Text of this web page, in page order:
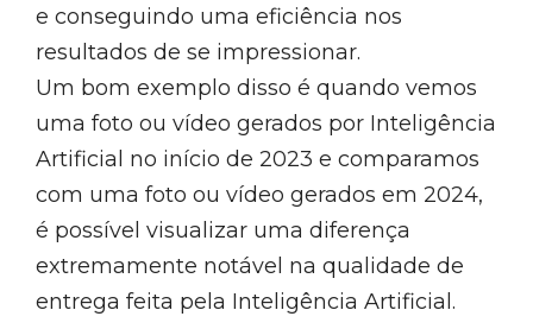
e conseguindo uma eficiência nos
resultados de se impressionar.
Um bom exemplo disso é quando vemos
uma foto ou vídeo gerados por Inteligência
Artificial no início de 2023 e comparamos
com uma foto ou vídeo gerados em 2024,
é possível visualizar uma diferença
extremamente notável na qualidade de
entrega feita pela Inteligência Artificial.